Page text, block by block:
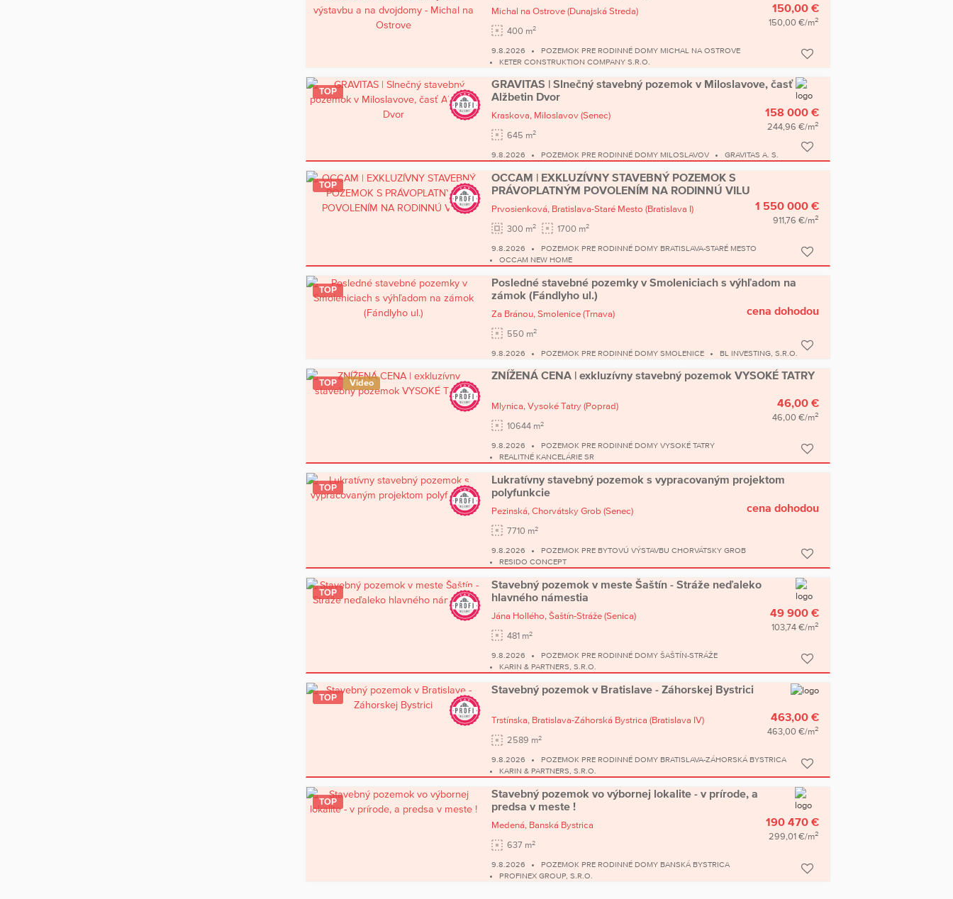
Michal na Ostrove (Dunajská Streda)
400 m2
150,00 €
150,00 €/m2
9.8.2026
POZEMOK PRE RODINNÉ DOMY MICHAL NA OSTROVE
KETER CONSTRUKTION COMPANY S.R.O.
TOP
GRAVITAS | Slnečný stavebný pozemok v Miloslavove, časť
Alžbetin Dvor
Kraskova, Miloslavov (Senec)
645 m2
158 000 €
244,96 €/m2
9.8.2026 POZEMOK PRE RODINNÉ DOMY MILOSLAVOV GRAVITAS A. S.
TOP
OCCAM | EXKLUZÍVNY STAVEBNÝ POZEMOK S
PRÁVOPLATNÝM POVOLENÍM NA RODINNÚ VILU
Prvosienková, Bratislava-Staré Mesto (Bratislava I)
300 m2 1700 m2
1 550 000 €
911,76 €/m2
9.8.2026
POZEMOK PRE RODINNÉ DOMY BRATISLAVA-STARÉ MESTO
OCCAM NEW HOME
TOP
Posledné stavebné pozemky v Smoleniciach s výhľadom na
zámok (Fándlyho ul.)
Za Bránou, Smolenice (Trnava)
550 m2
cena dohodou
9.8.2026 POZEMOK PRE RODINNÉ DOMY SMOLENICE BL INVESTING, S.R.O.
TOP Video
ZNÍŽENÁ CENA | exkluzívny stavebný pozemok VYSOKÉ TATRY
Mlynica, Vysoké Tatry (Poprad)
10644 m2
46,00 €
46,00 €/m2
9.8.2026
POZEMOK PRE RODINNÉ DOMY VYSOKÉ TATRY
REALITNÉ KANCELÁRIE SR
TOP
Lukratívny stavebný pozemok s vypracovaným projektom
polyfunkcie
Pezinská, Chorvátsky Grob (Senec)
7710 m2
cena dohodou
9.8.2026
POZEMOK PRE BYTOVÚ VÝSTAVBU CHORVÁTSKY GROB
RESIDO CONCEPT
TOP
Stavebný pozemok v meste Šaštín - Stráže neďaleko
hlavného námestia
Jána Hollého, Šaštín-Stráže (Senica)
481 m2
49 900 €
103,74 €/m2
9.8.2026
POZEMOK PRE RODINNÉ DOMY ŠAŠTÍN-STRÁŽE
KARIN & PARTNERS, S.R.O.
TOP
Stavebný pozemok v Bratislave - Záhorskej Bystrici
Trstínska, Bratislava-Záhorská Bystrica (Bratislava IV)
2589 m2
463,00 €
463,00 €/m2
9.8.2026
POZEMOK PRE RODINNÉ DOMY BRATISLAVA-ZÁHORSKÁ BYSTRICA
KARIN & PARTNERS, S.R.O.
TOP
Stavebný pozemok vo výbornej lokalite - v prírode, a
predsa v meste !
Medená, Banská Bystrica
637 m2
190 470 €
299,01 €/m2
9.8.2026
POZEMOK PRE RODINNÉ DOMY BANSKÁ BYSTRICA
PROFINEX GROUP, S.R.O.